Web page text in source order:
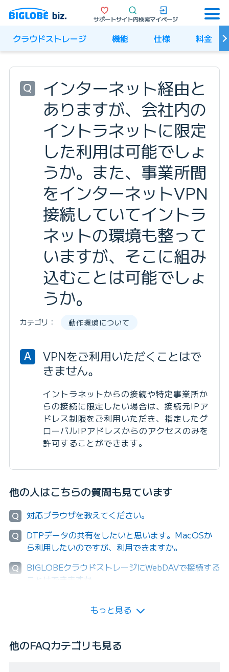
サポートサイト内検索マイページ
クラウドストレージ 機能 仕様 料金
Q
インターネット経由と
ありますが、会社内の
イントラネットに限定
した利用は可能でしょ
うか。また、事業所間
をインターネットVPN
接続していてイントラ
ネットの環境も整って
いますが、そこに組み
込むことは可能でしょ
うか。
カテゴリ： 動作環境について
A
VPNをご利用いただくことはで
きません。
イントラネットからの接続や特定事業所か
らの接続に限定したい場合は、接続元IPア
ドレス制限をご利用いただき、指定したグ
ローバルIPアドレスからのアクセスのみを
許可することができます。
他の人はこちらの質問も見ています
Q
対応ブラウザを教えてください。
Q
DTPデータの共有をしたいと思います。MacOSか
ら利用したいのですが、利用できますか。
Q
BIGLOBEクラウドストレージにWebDAVで接続する
ことはできますか。
もっと見る
他のFAQカテゴリも見る